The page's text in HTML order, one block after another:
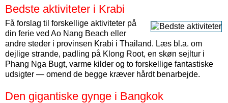
Bedste aktiviteter i Krabi
Få forslag til forskellige aktiviteter på
din ferie ved Ao Nang Beach eller
andre steder i provinsen Krabi i Thailand. Læs bl.a. om
dejlige strande, padling på Klong Root, en skøn sejltur i
Phang Nga Bugt, varme kilder og to forskellige fantastiske
udsigter — omend de begge kræver hårdt benarbejde.
Den gigantiske gynge i Bangkok